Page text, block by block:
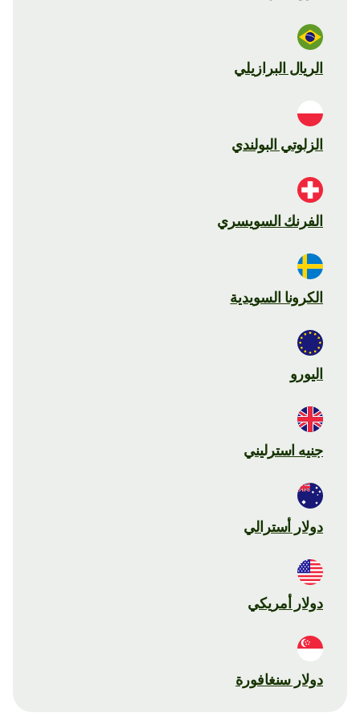
الريال البرازيلي
الزلوتي البولندي
الفرنك السويسري
الكرونا السويدية
اليورو
جنيه استرليني
دولار أسترالي
دولار أمريكي
دولار سنغافورة